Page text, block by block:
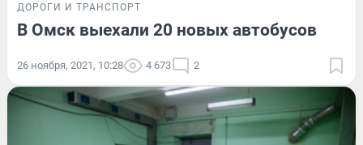
ДОРОГИ И ТРАНСПОРТ
В Омск выехали 20 новых автобусов
26 ноября, 2021, 10:28 4 673 2